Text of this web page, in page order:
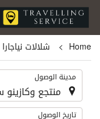
Home شلالات نياجارا
. مدينة الوصول
. تاريخ الوصول